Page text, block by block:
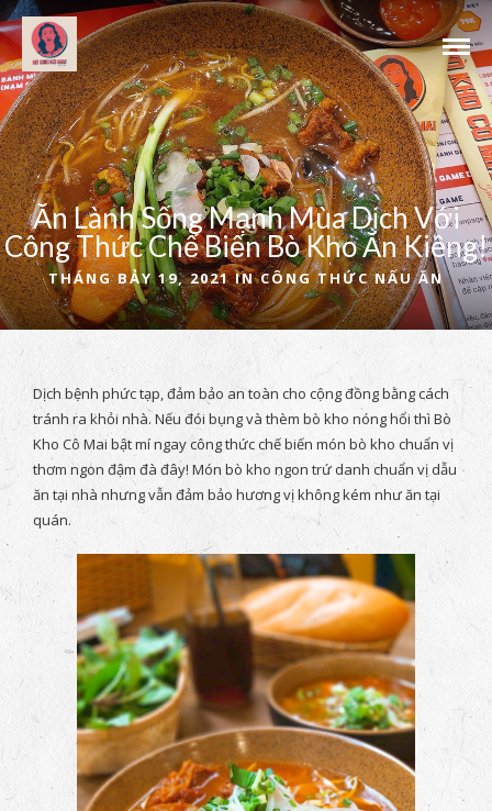
Ăn Lành Sống Mạnh Mùa Dịch Với
Công Thức Chế Biến Bò Kho Ăn Kiêng!
THÁNG BẢY 19, 2021 INCÔNG THỨC NẤU ĂN
Dịch bệnh phức tạp, đảm bảo an toàn cho cộng đồng bằng cách
tránh ra khỏi nhà. Nếu đói bụng và thèm bò kho nóng hổi thì Bò
Kho Cô Mai bật mí ngay công thức chế biến món bò kho chuẩn vị
thơm ngon đậm đà đây! Món bò kho ngon trứ danh chuẩn vị dẫu
ăn tại nhà nhưng vẫn đảm bảo hương vị không kém như ăn tại
quán.